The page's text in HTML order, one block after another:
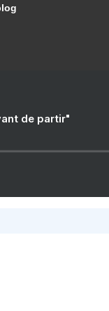
de partir"